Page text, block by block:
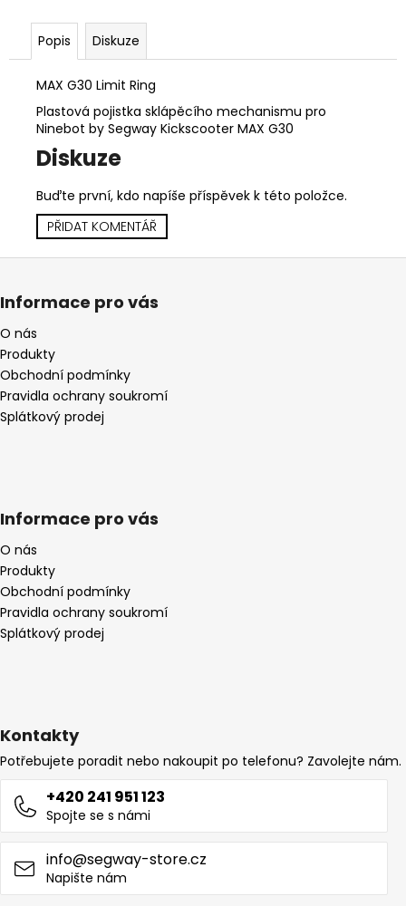
Popis Diskuze
MAX G30 Limit Ring
Plastová pojistka sklápěcího mechanismu pro
Ninebot by Segway Kickscooter MAX G30
Diskuze
Buďte první, kdo napíše příspěvek k této položce.
PŘIDAT KOMENTÁŘ
á
p
a
t
í
Informace pro vás
O nás
Produkty
Obchodní podmínky
Pravidla ochrany soukromí
Splátkový prodej
Informace pro vás
O nás
Produkty
Obchodní podmínky
Pravidla ochrany soukromí
Splátkový prodej
Kontakty
Potřebujete poradit nebo nakoupit po telefonu? Zavolejte nám.
+420 241 951 123
Spojte se s námi
info@segway-store.cz
Napište nám